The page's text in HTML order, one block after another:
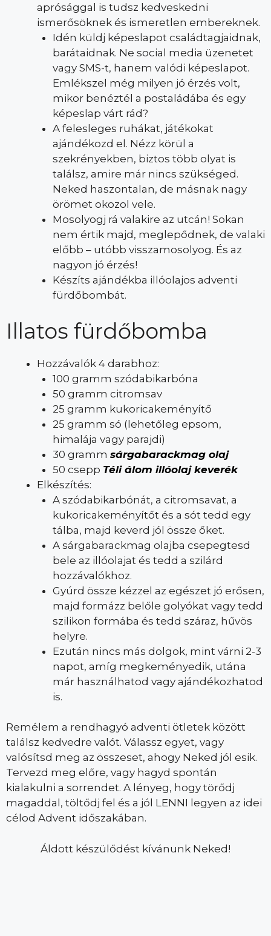
aprósággal is tudsz kedveskedni
ismerősöknek és ismeretlen embereknek.
Idén küldj képeslapot családtagjaidnak,
barátaidnak. Ne social media üzenetet
vagy SMS-t, hanem valódi képeslapot.
Emlékszel még milyen jó érzés volt,
mikor benéztél a postaládába és egy
képeslap várt rád?
A felesleges ruhákat, játékokat
ajándékozd el. Nézz körül a
szekrényekben, biztos több olyat is
találsz, amire már nincs szükséged.
Neked haszontalan, de másnak nagy
örömet okozol vele.
Mosolyogj rá valakire az utcán! Sokan
nem értik majd, meglepődnek, de valaki
előbb – utóbb visszamosolyog. És az
nagyon jó érzés!
Készíts ajándékba illóolajos adventi
fürdőbombát.
Illatos fürdőbomba
Hozzávalók 4 darabhoz:
100 gramm szódabikarbóna
50 gramm citromsav
25 gramm kukoricakeményítő
25 gramm só (lehetőleg epsom,
himalája vagy parajdi)
30 gramm sárgabarackmag olaj
50 csepp Téli álom illóolaj keverék
Elkészítés:
A szódabikarbónát, a citromsavat, a
kukoricakeményítőt és a sót tedd egy
tálba, majd keverd jól össze őket.
A sárgabarackmag olajba csepegtesd
bele az illóolajat és tedd a szilárd
hozzávalókhoz.
Gyúrd össze kézzel az egészet jó erősen,
majd formázz belőle golyókat vagy tedd
szilikon formába és tedd száraz, hűvös
helyre.
Ezután nincs más dolgok, mint várni 2-3
napot, amíg megkeményedik, utána
már használhatod vagy ajándékozhatod
is.
Remélem a rendhagyó adventi ötletek között
találsz kedvedre valót. Válassz egyet, vagy
valósítsd meg az összeset, ahogy Neked jól esik.
Tervezd meg előre, vagy hagyd spontán
kialakulni a sorrendet. A lényeg, hogy törődj
magaddal, töltődj fel és a jól LENNI legyen az idei
célod Advent időszakában.
Áldott készülődést kívánunk Neked!